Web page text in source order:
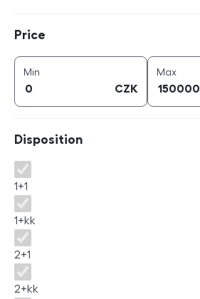
Price
Min
CZK
Maxprice (
Disposition
Disposition
1+1
1+kk
2+1
2+kk